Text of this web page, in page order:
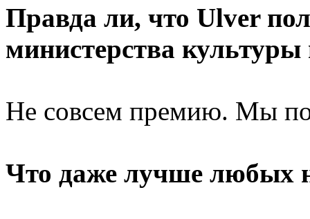
Правда ли, что Ulver
министерства культуры
Не совсем премию. Мы
Что даже лучше любых